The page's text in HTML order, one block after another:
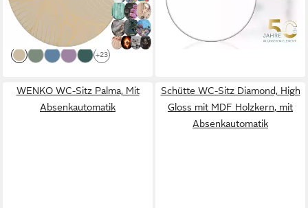
59,99 € UVP
-14%
lieferbar - in 2-3 Werktagen bei dir
+23
39,99 €
-20%
lieferbar - in 4-5 Werktagen bei dir
WENKO WC-Sitz Palma, Mit
Absenkautomatik
Schütte WC-Sitz Diamond, High
Gloss mit MDF Holzkern, mit
Absenkautomatik